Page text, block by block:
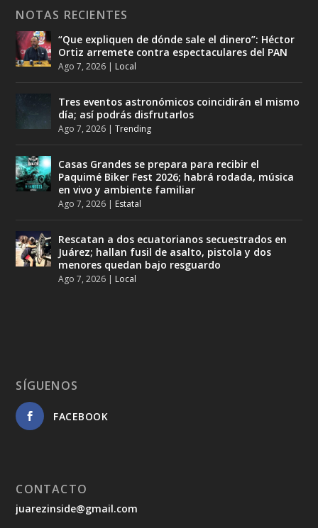
NOTAS RECIENTES
“Que expliquen de dónde sale el dinero”: Héctor
Ortiz arremete contra espectaculares del PAN
Ago 7, 2026 | Local
Tres eventos astronómicos coincidirán el mismo
día; así podrás disfrutarlos
Ago 7, 2026 |Trending
Casas Grandes se prepara para recibir el
Paquimé Biker Fest 2026; habrá rodada, música
en vivo y ambiente familiar
Ago 7, 2026 | Estatal
Rescatan a dos ecuatorianos secuestrados en
Juárez; hallan fusil de asalto, pistola y dos
menores quedan bajo resguardo
Ago 7, 2026 | Local
SÍGUENOS
FACEBOOK
CONTACTO
juarezinside@gmail.com